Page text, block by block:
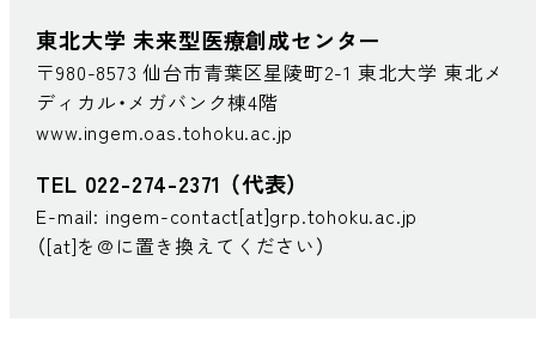
東北大学 未来型医療創成センター
〒980-8573 仙台市青葉区星陵町2-1 東北大学 東北メ
ディカル・メガバンク棟4階
www.ingem.oas.tohoku.ac.jp
TEL 022-274-2371 （代表）
E-mail: ingem-contact[at]grp.tohoku.ac.jp
（[at]を@に置き換えてください）